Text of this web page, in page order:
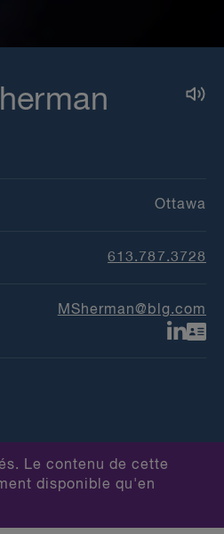
Ottawa
613.787.3728
MSherman@blg.com
Le contenu de cette
disponible qu'en